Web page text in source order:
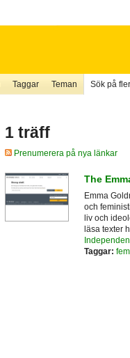
Taggar Teman Sök på
1 träff
Prenumerera på nya länkar
The
Emma
och
liv och
läsa texter
Taggar: